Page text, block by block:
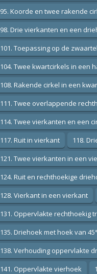
95. Koorde en twee rakende
98. Drie vierkanten en een
101. Toepassing op de
104. Twee kwartcirkels in een
108. Rakende cirkel in een
111. Twee overlappende
114. Twee vierkanten en een
117. Ruit in vierkant
118.
121. Twee vierkanten in een
124. Ruit en rechthoekige
128. Vierkant in een vierkant
131. Oppervlakte rechthoekig
135. Driehoek met hoek van
138. Verhouding oppervlakte
141. Oppervlakte vierhoek